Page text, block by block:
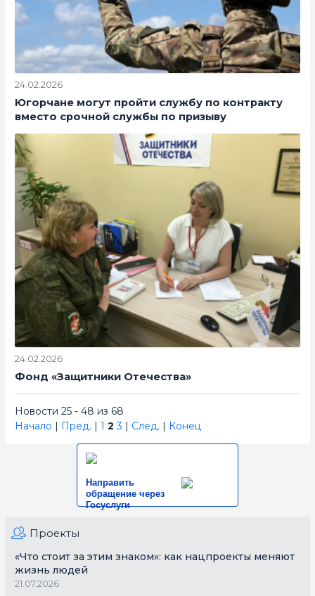
24.02.2026
Югорчане могут пройти службу по контракту
вместо срочной службы по призыву
24.02.2026
Фонд «Защитники Отечества»
Новости 25 - 48 из 68
Начало | Пред. | 1 2 3 | След. | Конец
Направить
обращение через
Госуслуги
Проекты
«Что стоит за этим знаком»: как нацпроекты меняют
жизнь людей
21.07.2026